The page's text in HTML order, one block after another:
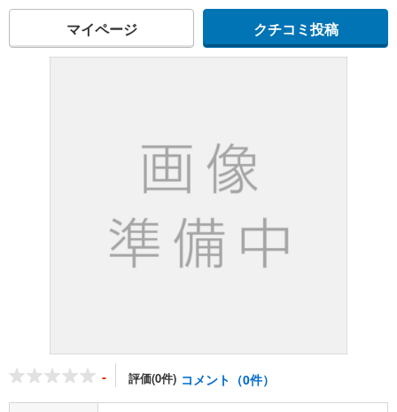
マイページ クチコミ投稿
- 評価(0件) コメント（0件）